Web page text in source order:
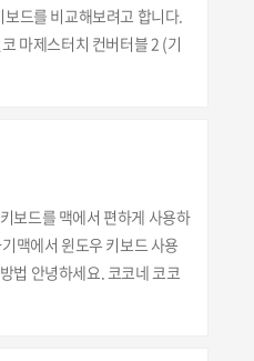
드를 비교해보려고 합니다.
마제스터치 컨버터블 2 (기
합니다. 전부 싼것은 아니고
마찬가지겠지요 ㅋㅋ 러버
보드를 맥에서 편하게 사용하
맥에서 윈도우 키보드 사용
법 안녕하세요. 코코네 코코